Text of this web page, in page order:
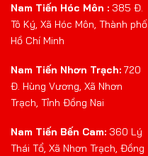
Nam Tiến Hóc Môn : 385 Đ.
Tô Ký, Xã Hóc Môn, Thành phố
Hồ Chí Minh
Nam Tiến Nhơn Trạch: 720
Đ. Hùng Vương, Xã Nhơn
Trạch, Tỉnh Đồng Nai
Nam Tiến Bến Cam: 360 Lý
Thái Tổ, Xã Nhơn Trạch, Đồng